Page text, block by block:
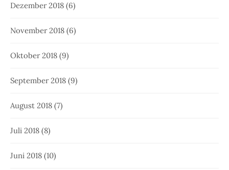
Dezember 2018 (6)
November 2018 (6)
Oktober 2018 (9)
September 2018 (9)
August 2018 (7)
Juli 2018 (8)
Juni 2018 (10)